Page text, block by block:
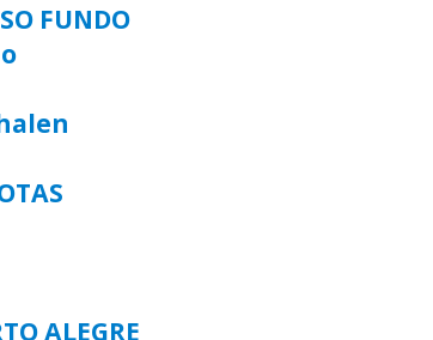
FUNDO
ALEGRE